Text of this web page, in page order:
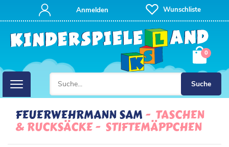
Suche
Anmelden Wunschliste
0
FEUERWEHRMANN SAM TASCHEN
& RUCKSÄCKE STIFTEMÄPPCHEN
FILTER
P
E